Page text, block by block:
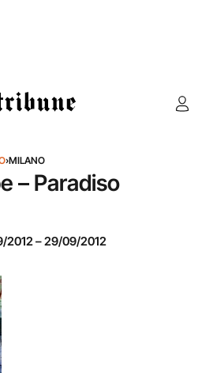
›MILANO
– Paradiso
2012–29/09/2012